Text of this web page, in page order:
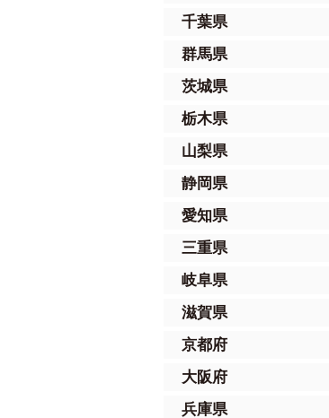
千葉県
群馬県
茨城県
栃木県
山梨県
静岡県
愛知県
三重県
岐阜県
滋賀県
京都府
大阪府
兵庫県